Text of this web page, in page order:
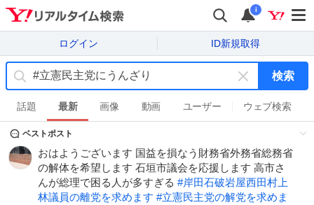
i
ログイン ID新規取得
キ
ー
ワ
ド
を
消
す
検索
話題 最新 画像 動画 ユーザー ウェブ検索
ベストポスト
おはようございます 国益を損なう財務省外務省総務省
の解体を希望します 石垣市議会を応援します 高市さ
んが総理で困る人が多すぎる #岸田石破岩屋西田村上
林議員の離党を求めます #立憲民主党の解党を求めま